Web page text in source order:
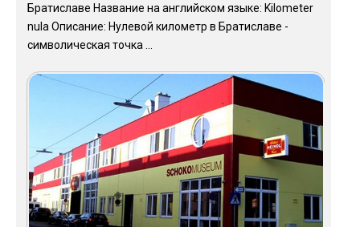
Братиславе Название на английском языке: Kilometer
nula Описание: Нулевой километр в Братиславе -
символическая точка ...